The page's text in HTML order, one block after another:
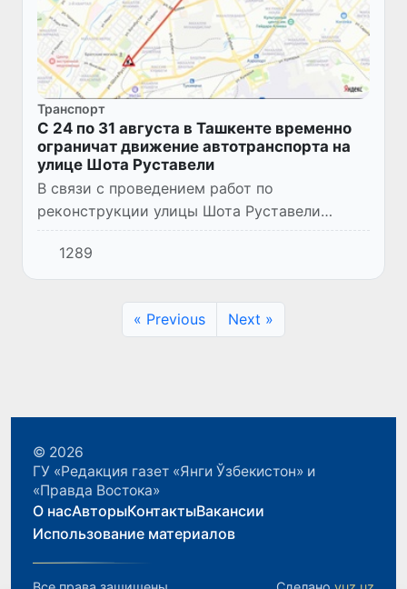
Транспорт
С 24 по 31 августа в Ташкенте временно
ограничат движение автотранспорта на
улице Шота Руставели
В связи с проведением работ по
реконструкции улицы Шота Руставели
движение автотранспорта будет временно
ограничено на участке от пересечения улиц
Чупонота и Шота Руставели (мемори...
1289
« Previous Next »
© 2026
ГУ «Редакция газет «Янги Ўзбекистон» и
«Правда Востока»
О насАвторыКонтактыВакансии
Использование материалов